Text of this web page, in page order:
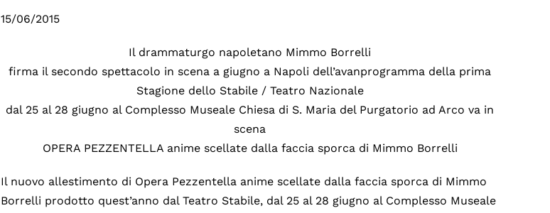
15/06/2015
Il drammaturgo napoletano Mimmo Borrelli
firma il secondo spettacolo in scena a giugno a Napoli dell’avanprogramma della prima
Stagione dello Stabile / Teatro Nazionale
dal 25 al 28 giugno al Complesso Museale Chiesa di S. Maria del Purgatorio ad Arco va in
scena
OPERA PEZZENTELLA anime scellate dalla faccia sporca di Mimmo Borrelli
Il nuovo allestimento di Opera Pezzentella anime scellate dalla faccia sporca di Mimmo
Borrelli prodotto quest’anno dal Teatro Stabile, dal 25 al 28 giugno al Complesso Museale